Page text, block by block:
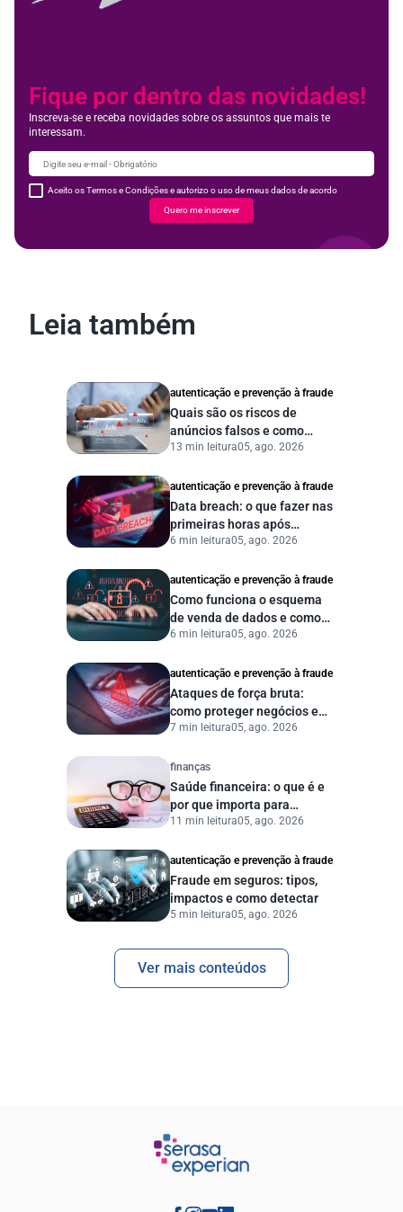
Fique por dentro das novidades!
Inscreva-se e receba novidades sobre os assuntos que mais te
interessam.
Aceito os Termos e Condições e autorizo o uso de meus dados de acordo
Quero me inscrever
Leia também
autenticação e prevenção à fraude
Quais são os riscos de
anúncios falsos e como
proteger seu negócio?
13 min leitura05, ago. 2026
autenticação e prevenção à fraude
Data breach: o que fazer nas
primeiras horas após
vazamento de dados?
6 min leitura05, ago. 2026
autenticação e prevenção à fraude
Como funciona o esquema
de venda de dados e como
proteger sua empresa?
6 min leitura05, ago. 2026
autenticação e prevenção à fraude
Ataques de força bruta:
como proteger negócios e
dados digitais
7 min leitura05, ago. 2026
finanças
Saúde financeira: o que é e
por que importa para
pessoas e empresas?
11 min leitura05, ago. 2026
autenticação e prevenção à fraude
Fraude em seguros: tipos,
impactos e como detectar
5 min leitura05, ago. 2026
Ver mais conteúdos